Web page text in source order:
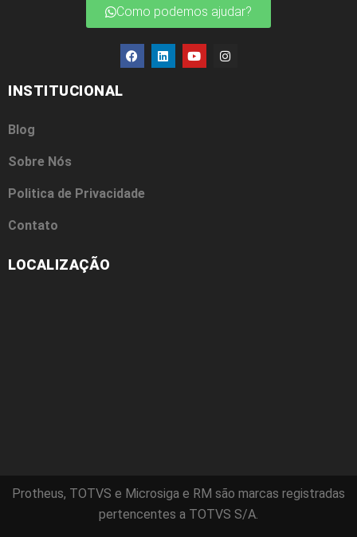
Como podemos ajudar?
INSTITUCIONAL
Blog
Sobre Nós
Politica de Privacidade
Contato
LOCALIZAÇÃO
Protheus, TOTVS e Microsiga e RM são marcas registradas
pertencentes a TOTVS S/A.